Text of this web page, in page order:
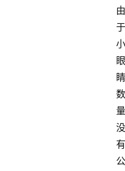
由
于
小
眼
睛
数
量
没
有
公